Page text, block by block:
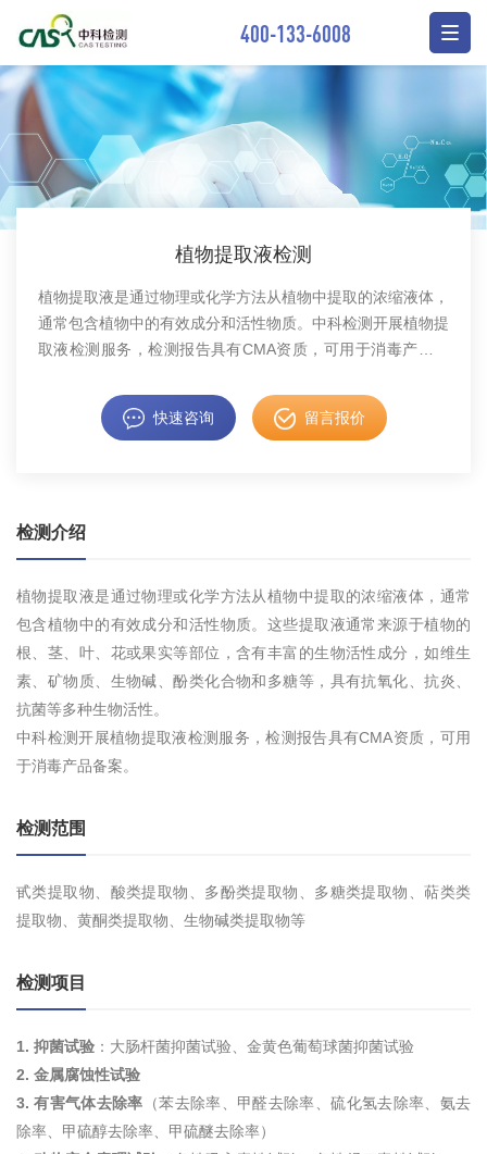
400-133-6008
植物提取液检测
植物提取液是通过物理或化学方法从植物中提取的浓缩液体，
通常包含植物中的有效成分和活性物质。中科检测开展植物提
取液检测服务，检测报告具有CMA资质，可用于消毒产品备
快速咨询 留言报价
检测介绍
植物提取液是通过物理或化学方法从植物中提取的浓缩液体，通常
包含植物中的有效成分和活性物质。这些提取液通常来源于植物的
根、茎、叶、花或果实等部位，含有丰富的生物活性成分，如维生
素、矿物质、生物碱、酚类化合物和多糖等，具有抗氧化、抗炎、
抗菌等多种生物活性。
中科检测开展植物提取液检测服务，检测报告具有CMA资质，可用
于消毒产品备案。
检测范围
甙类提取物、酸类提取物、多酚类提取物、多糖类提取物、萜类类
提取物、黄酮类提取物、生物碱类提取物等
检测项目
1. 抑菌试验 ：大肠杆菌抑菌试验、金黄色葡萄球菌抑菌试验
2. 金属腐蚀性试验
3. 有害气体去除率 （苯去除率、甲醛去除率、硫化氢去除率、氨去
除率、甲硫醇去除率、甲硫醚去除率）